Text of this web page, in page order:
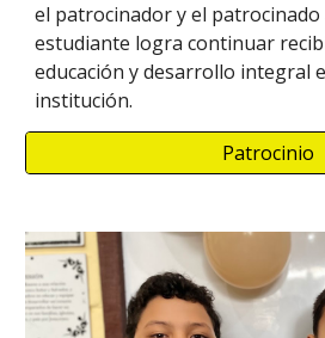
el patrocinador y el patrocinado
estudiante logra continuar
educación y desarrollo integral
institución.
Patrocinio